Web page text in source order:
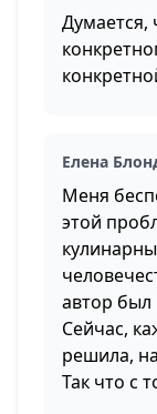
Думается,
Елена
Меня
этой
автор был
Сейчас,
решила,
Так что с